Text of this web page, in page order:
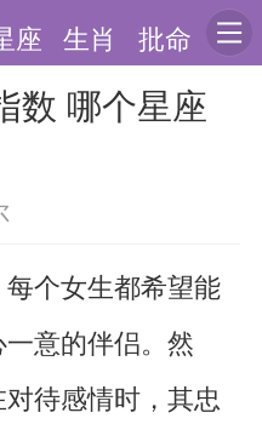
座 生肖 批命
数 哪个星座
个女生都希望能
意的伴侣。然
待感情时，其忠